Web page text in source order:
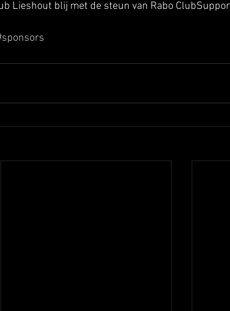
Lieshout blij met de steun van Rabo